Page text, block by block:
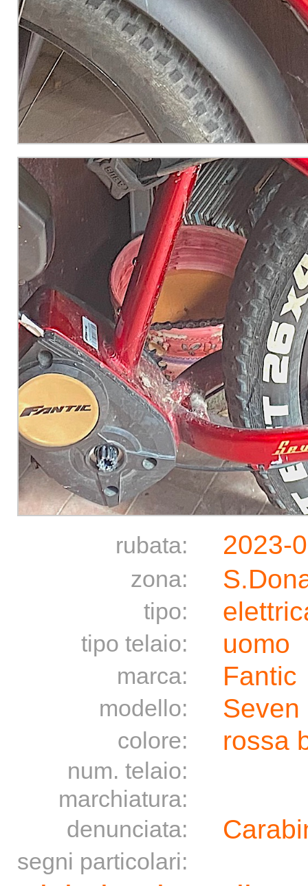
rubata: 2023-
zona:
tipo:
tipo telaio: uomo
marca: Fantic
modello: Seven
colore: rossa
num. telaio:
marchiatura:
denunciata:
segni particolari: